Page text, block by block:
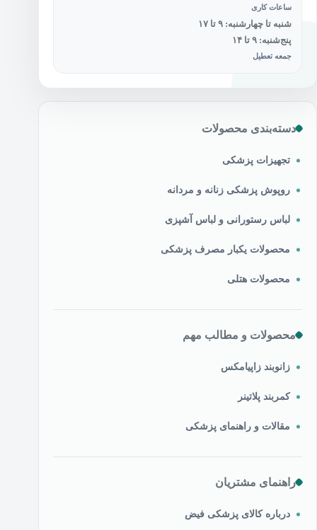
ساعات کاری
شنبه تا چهارشنبه: ۹ تا ۱۷
پنج‌شنبه: ۹ تا ۱۴
جمعه تعطیل
دسته‌بندی محصولات
تجهیزات پزشکی
روپوش پزشکی زنانه و مردانه
لباس رستورانی و لباس آشپزی
محصولات یکبار مصرف پزشکی
محصولات هتلی
محصولات و مطالب مهم
زانوبند زاپیامکس
کمربند پلاتینر
مقالات و راهنمای پزشکی
راهنمای مشتریان
درباره کالای پزشکی فیض